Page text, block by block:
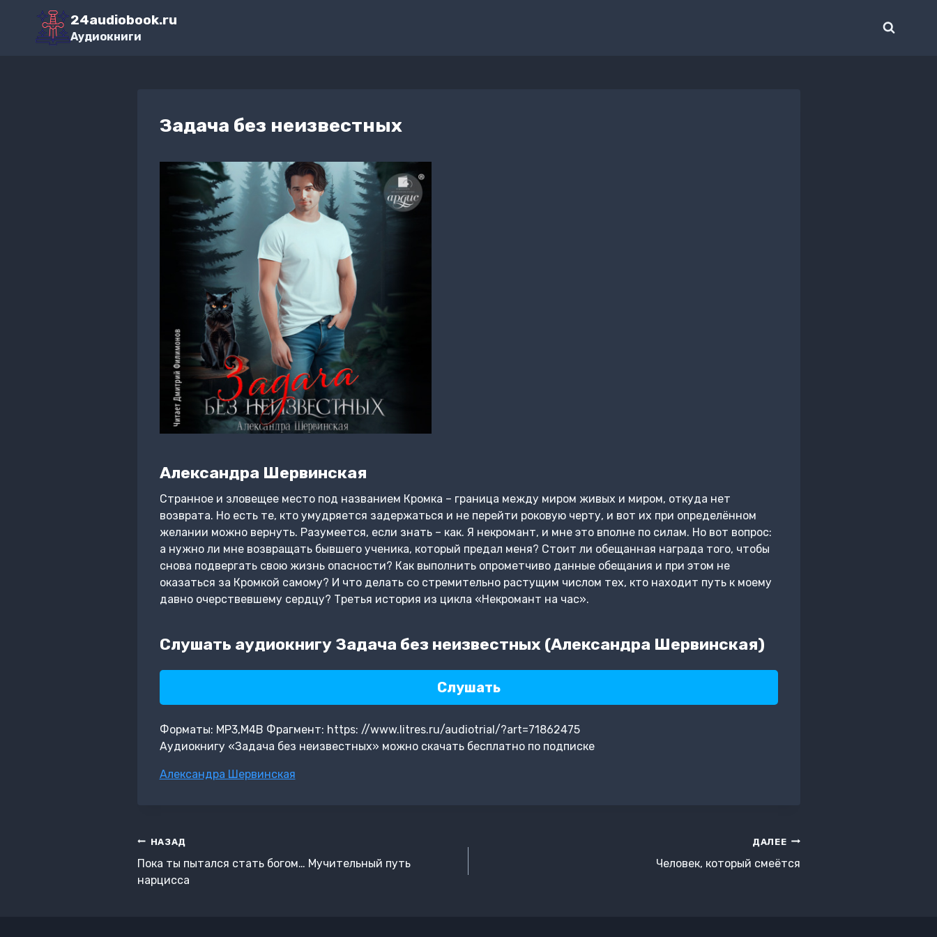
Перейти
содержимому
24audiobook.ru
Аудиокниги
Задача без неизвестных
Александра Шервинская
Странное и зловещее место под названием Кромка – граница между миром живых и миром, откуда нет
возврата. Но есть те, кто умудряется задержаться и не перейти роковую черту, и вот их при определённом
желании можно вернуть. Разумеется, если знать – как. Я некромант, и мне это вполне по силам. Но вот вопрос:
а нужно ли мне возвращать бывшего ученика, который предал меня? Стоит ли обещанная награда того, чтобы
снова подвергать свою жизнь опасности? Как выполнить опрометчиво данные обещания и при этом не
оказаться за Кромкой самому? И что делать со стремительно растущим числом тех, кто находит путь к моему
давно очерствевшему сердцу? Третья история из цикла «Некромант на час».
Слушать аудиокнигу Задача без неизвестных (Александра Шервинская)
Слушать
Форматы: MP3,M4B Фрагмент: https: //www.litres.ru/audiotrial/?art=71862475
Аудиокнигу «Задача без неизвестных» можно скачать бесплатно по подписке
Метки
Александра Шервинская
Навигация
по
записям
НАЗАД
Пока ты пытался стать богом… Мучительный путь
нарцисса
ДАЛЕЕ
Человек, который смеётся